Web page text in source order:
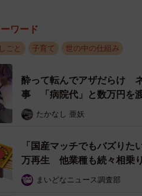
ワード
しごと 子育て 世の中の仕組み
酔って転んでアザだらけ
事 「病院代」と数万円を
たかなし 亜妖
「国産マッチでもバズり
万再生 他業種も続々相乗
まいどなニュース調査部